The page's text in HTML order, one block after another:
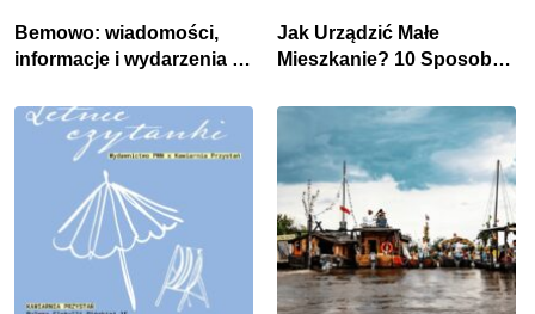
Bemowo: wiadomości,
informacje i wydarzenia z
Jak Urządzić Małe
Mieszkanie? 10 Sposobów
Kosztownego Remontu